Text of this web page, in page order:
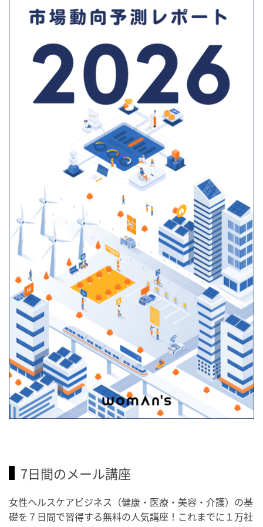
7日間のメール講座
女性ヘルスケアビジネス（健康・医療・美容・介護）の基
礎を７日間で習得する無料の人気講座！これまでに１万社